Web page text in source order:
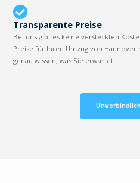
Transparente Preise
Bei uns gibt es keine versteckten
Preise für Ihren Umzug von Hannover
genau wissen, was Sie erwartet.